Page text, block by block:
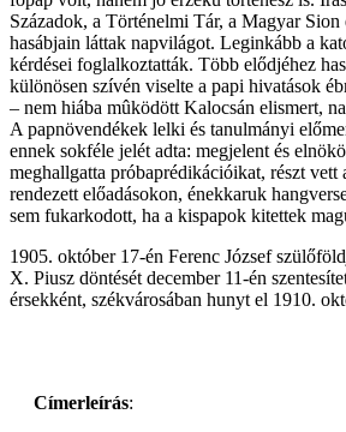
Századok, a Történelmi Tár, a Magyar
hasábjain láttak napvilágot. Leginkább a
kérdései foglalkoztatták. Több elődjéhez
különösen szívén viselte a papi hivatások
– nem hiába mûködött Kalocsán elismert,
A papnövendékek lelki és tanulmányi
ennek sokféle jelét adta: megjelent és
meghallgatta próbaprédikációikat, részt vett
rendezett előadásokon, énekkaruk
sem fukarkodott, ha a kispapok kitettek
1905. október 17-én Ferenc József
X. Piusz döntését december 11-én
érsekként, székvárosában hunyt el 1910.
Címerleírás: